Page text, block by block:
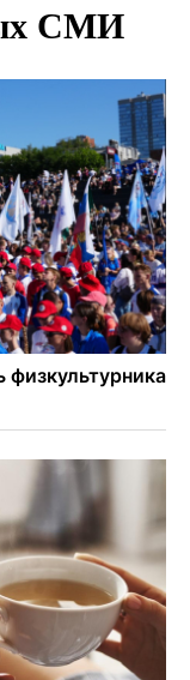
выходных
автомобиле в
помогли